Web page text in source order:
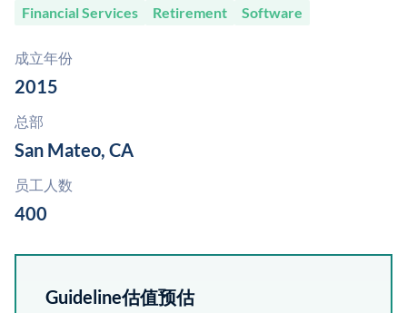
Financial Services Retirement Software
成立年份
2015
总部
San Mateo, CA
员工人数
400
Guideline估值预估